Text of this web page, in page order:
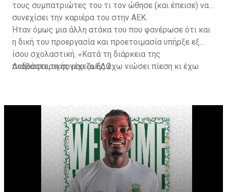
τους συμπατριώτες του τι τον ώθησε (και έπεισε) να
συνεχίσει την καριέρα του στην ΑΕΚ.
Ήταν όμως μια άλλη ατάκα του που φανέρωσε ότι και
η δική του προεργασία και προετοιμασία υπήρξε εξ
ίσου σχολαστική. «Κατά τη διάρκεια της
ποδοσφαιρικής μου ζωής έχω νιώσει πίεση κι έχω
31χρονος άσος.
Διαβάστε τη συνέχειαΕΔΩ